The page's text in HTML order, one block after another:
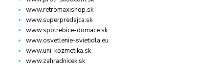
www.retromaxishop.sk
www.superpredajca.sk
www.spotrebice-domace.sk
www.osvetlenie-svietidla.eu
www.uni-kozmetika.sk
www.zahradnicek.sk